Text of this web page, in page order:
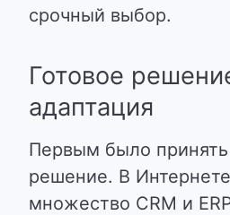
срочный выбор.
Готовое
адаптация
Первым было принять
решение. В
множество CRM и